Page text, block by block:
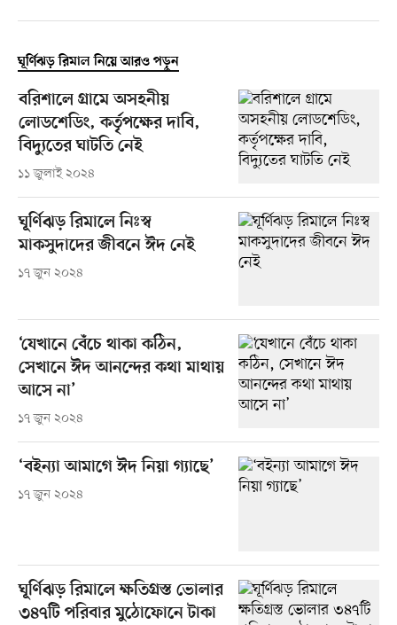
ঘূর্ণিঝড় রিমাল নিয়ে আরও পড়ুন
বরিশালে গ্রামে অসহনীয়
লোডশেডিং, কর্তৃপক্ষের দাবি,
বিদ্যুতের ঘাটতি নেই
১১ জুলাই ২০২৪
ঘূর্ণিঝড় রিমালে নিঃস্ব
মাকসুদাদের জীবনে ঈদ নেই
১৭ জুন ২০২৪
‘যেখানে বেঁচে থাকা কঠিন,
সেখানে ঈদ আনন্দের কথা মাথায়
আসে না’
১৭ জুন ২০২৪
‘বইন্যা আমাগে ঈদ নিয়া গ্যাছে’
১৭ জুন ২০২৪
ঘূর্ণিঝড় রিমালে ক্ষতিগ্রস্ত ভোলার
৩৪৭টি পরিবার মুঠোফোনে টাকা